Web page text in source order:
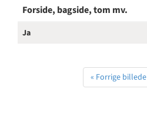
Forside, bagside, tom mv.
Ja
« Forrige billede